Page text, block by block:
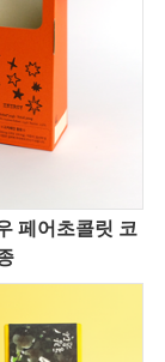
페어초콜릿 코